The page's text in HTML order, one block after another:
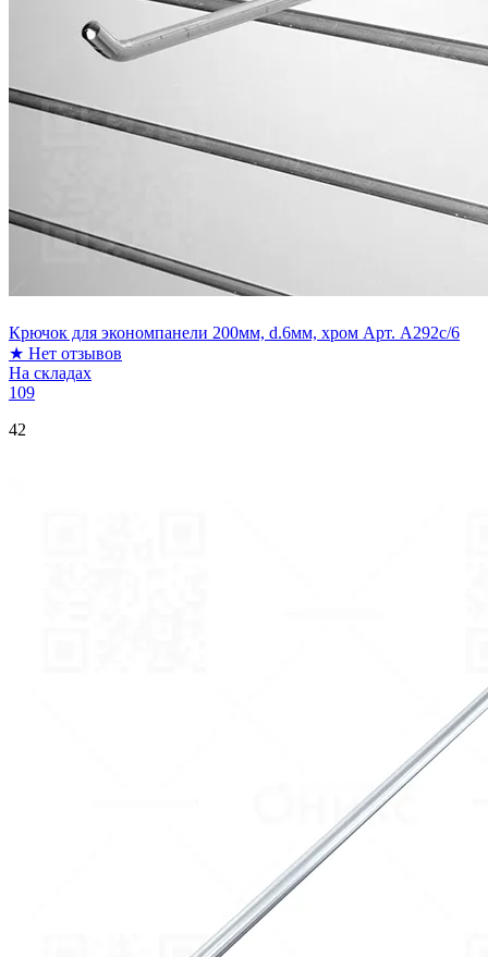
Крючок для экономпанели 200мм, d.6мм, хром Арт. A292c/6
★ Нет отзывов
На складах
109
42